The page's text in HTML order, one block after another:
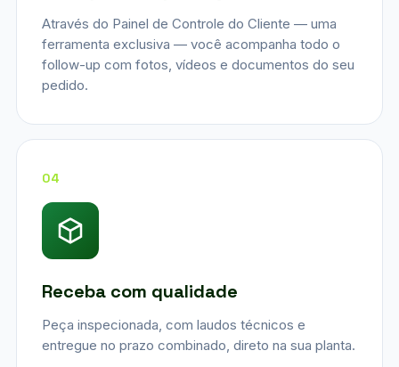
Através do Painel de Controle do Cliente — uma
ferramenta exclusiva — você acompanha todo o
follow-up com fotos, vídeos e documentos do seu
pedido.
04
Receba com qualidade
Peça inspecionada, com laudos técnicos e
entregue no prazo combinado, direto na sua planta.